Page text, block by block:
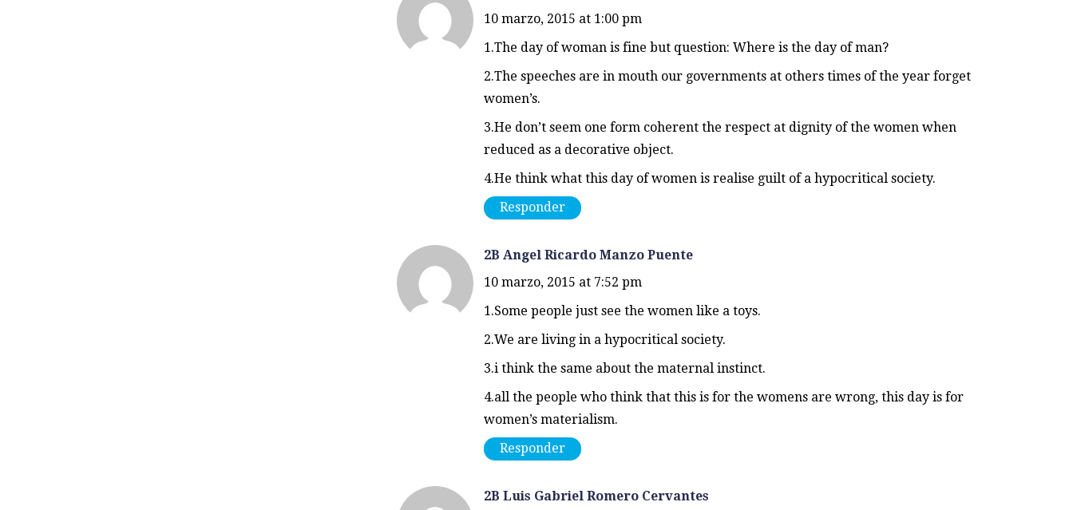
10 marzo, 2015 at 1:00 pm
1.The day of woman is fine but question: Where is the day of man?
2.The speeches are in mouth our governments at others times of the year forget
women’s.
3.He don’t seem one form coherent the respect at dignity of the women when
reduced as a decorative object.
4.He think what this day of women is realise guilt of a hypocritical society.
Responder
2B Angel Ricardo Manzo Puente
10 marzo, 2015 at 7:52 pm
1.Some people just see the women like a toys.
2.We are living in a hypocritical society.
3.i think the same about the maternal instinct.
4.all the people who think that this is for the womens are wrong, this day is for
women’s materialism.
Responder
2B Luis Gabriel Romero Cervantes